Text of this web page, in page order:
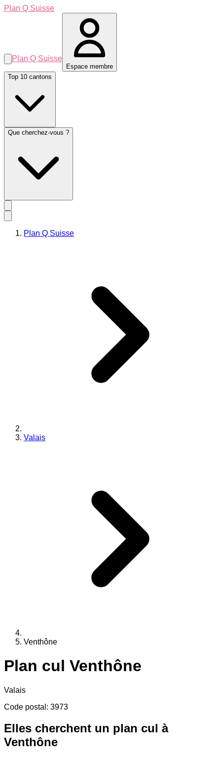
Plan Q Suisse
Plan Q Suisse
Espace membre
Top 10 cantons
Que cherchez-vous ?
Plan Q Suisse
Valais
Venthône
Plan cul Venthône
Valais
Code postal : 3973
Elles cherchent un plan cul à
Venthône